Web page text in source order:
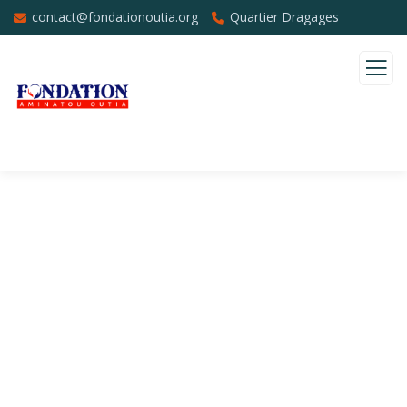
contact@fondationoutia.org Quartier Dragages